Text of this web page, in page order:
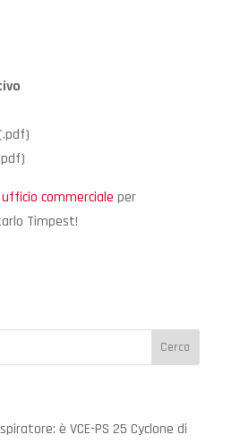
commerciale per
Timpest!
è VCE-PS 25 Cyclone di